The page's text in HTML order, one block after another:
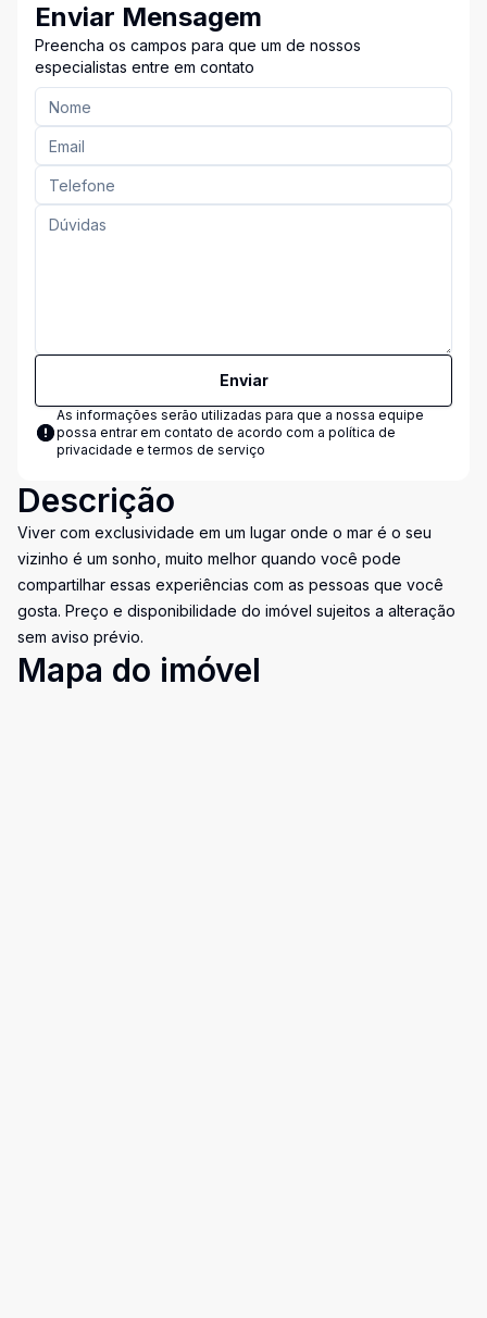
Enviar Mensagem
Preencha os campos para que um de nossos
especialistas entre em contato
Enviar
As informações serão utilizadas para que a nossa equipe
possa entrar em contato de acordo com a política de
privacidade e termos de serviço
Descrição
Viver com exclusividade em um lugar onde o mar é o seu
vizinho é um sonho, muito melhor quando você pode
compartilhar essas experiências com as pessoas que você
gosta. Preço e disponibilidade do imóvel sujeitos a alteração
sem aviso prévio.
Mapa do imóvel